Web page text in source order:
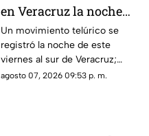
en Veracruz la noche
de HOY viernes 7 de
agosto del 2026; ¿cuál
fue la magnitud y
epicentro?
Un movimiento telúrico se
registró la noche de este
viernes al sur de Veracruz;
habitantes de la zona pudieron
agosto 07, 2026 09:53 p. m.